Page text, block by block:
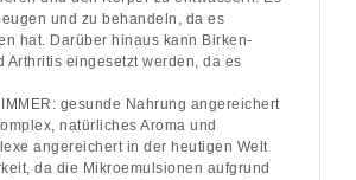
und zu behandeln, da es
hat. Darüber hinaus kann Birken-
Arthritis eingesetzt werden, da es
gesunde Nahrung angereichert
natürliches Aroma und
angereichert in der heutigen Welt
da die Mikroemulsionen aufgrund